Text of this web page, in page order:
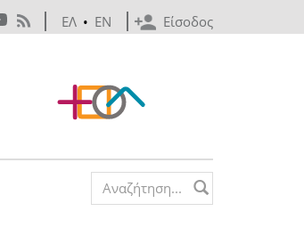
Είσοδος
ΕΛ • EN
Search form